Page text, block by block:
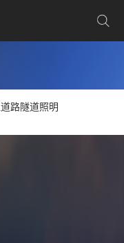
路隧道照明